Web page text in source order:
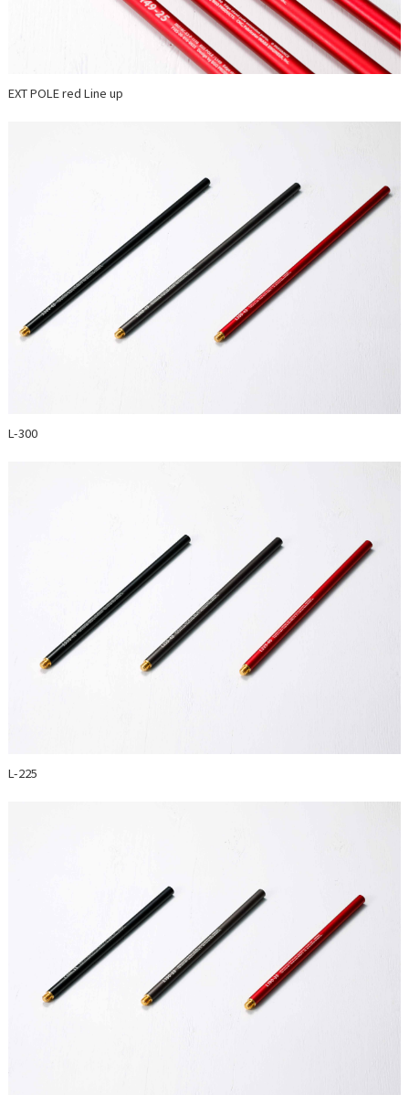
EXT POLE red Line up
L-300
L-225